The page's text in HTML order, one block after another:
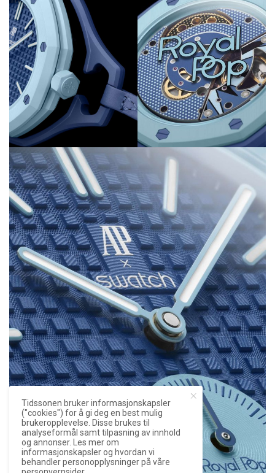
Tidssonen bruker informasjonskapsler
("cookies") for å gi deg en best mulig
brukeropplevelse. Disse brukes til
analyseformål samt tilpasning av innhold
og annonser. Les mer om
informasjonskapsler og hvordan vi
behandler personopplysninger på våre